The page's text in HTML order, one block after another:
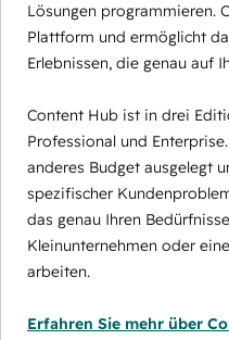
Lösungen programmieren.
Plattform und ermöglicht
Erlebnissen, die genau auf
Content Hub ist in drei
Professional und
anderes Budget ausgelegt
spezifischer
das genau Ihren
Kleinunternehmen oder
arbeiten.
Erfahren Sie mehr über